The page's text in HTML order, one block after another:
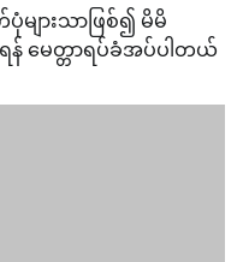
များသာဖြစ်၍ မိမိ
န် ‌မေတ္တာရပ်ခံအပ်ပါတယ်